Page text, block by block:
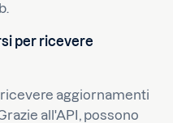
per ricevere
aggiornamenti
all'API, possono